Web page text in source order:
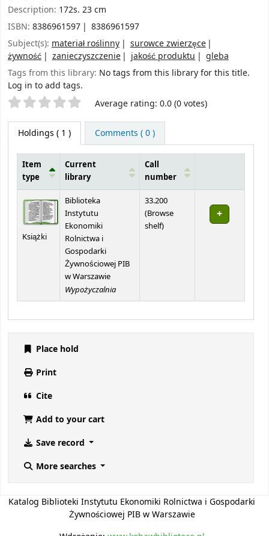
Description: 172s. 23 cm
ISBN: 8386961597
8386961597
Subject(s): materiał roślinny
surowce zwierzęce
żywność
zanieczyszczenie jakość produktu
gleba
Tags from this library: No tags from this library for this title.
Log in to add tags.
Star ratings Average rating: 0.0 (0 votes)
Holdings ( 1 ) Comments ( 0 )
Item
type
Current
library
Call
number
Książki
Biblioteka
Instytutu
Ekonomiki
Rolnictwa i
Gospodarki
Żywnościowej PIB
w Warszawie
Wypożyczalnia
33.200
(Browse
shelf(Opens below)
)
Place hold
Print
Cite
Add to your cart
Save record
More searches
Katalog Biblioteki Instytutu Ekonomiki Rolnictwa i Gospodarki
Żywnościowej PIB w Warszawie